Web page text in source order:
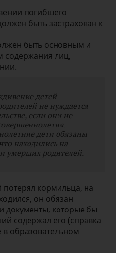
погибшего
быть застрахован к
быть основным и
содержания лиц,
детей
не нуждается
если они не
дети обязаны
находились на
умерших родителей.
кормильца, на
он обязан
документы, которые бы
содержал его (справка
образовательном